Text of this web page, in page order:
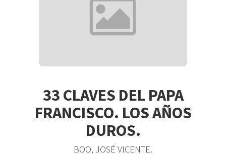
33 CLAVES DEL PAPA
FRANCISCO. LOS AÑOS
DUROS.
BOO, JOSÉ VICENTE.